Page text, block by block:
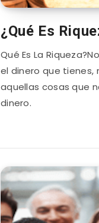
¿Qué Es
Qué Es La
el dinero que tienes,
aquellas cosas que
dinero.